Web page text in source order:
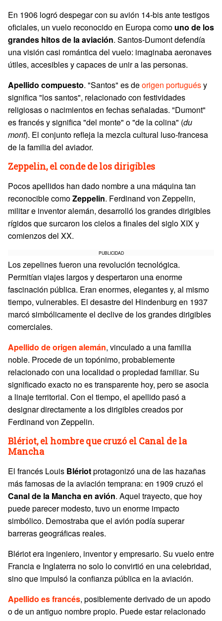
En 1906 logró despegar con su avión 14-bis ante testigos
oficiales, un vuelo reconocido en Europa como uno de los
grandes hitos de la aviación. Santos-Dumont defendía
una visión casi romántica del vuelo: imaginaba aeronaves
útiles, accesibles y capaces de unir a las personas.
Apellido compuesto. "Santos" es deorigen portuguésy
significa "los santos", relacionado con festividades
religiosas o nacimientos en fechas señaladas. "Dumont"
es francés y significa "del monte" o "de la colina" (du
mont). El conjunto refleja la mezcla cultural luso-francesa
de la familia del aviador.
Zeppelin, el conde de los dirigibles
Pocos apellidos han dado nombre a una máquina tan
reconocible comoZeppelin. Ferdinand von Zeppelin,
militar e inventor alemán, desarrolló los grandes dirigibles
rígidos que surcaron los cielos a finales del siglo XIX y
comienzos del XX.
PUBLICIDAD
Los zepelines fueron una revolución tecnológica.
Permitían viajes largos y despertaron una enorme
fascinación pública. Eran enormes, elegantes y, al mismo
tiempo, vulnerables. El desastre del Hindenburg en 1937
marcó simbólicamente el declive de los grandes dirigibles
comerciales.
Apellido de origen alemán, vinculado a una familia
noble. Procede de un topónimo, probablemente
relacionado con una localidad o propiedad familiar. Su
significado exacto no es transparente hoy, pero se asocia
a linaje territorial. Con el tiempo, el apellido pasó a
designar directamente a los dirigibles creados por
Ferdinand von Zeppelin.
Blériot, el hombre que cruzó el Canal de la
Mancha
El francés Louis Blériotprotagonizó una de las hazañas
más famosas de la aviación temprana: en 1909 cruzó el
Canal de la Mancha en avión. Aquel trayecto, que hoy
puede parecer modesto, tuvo un enorme impacto
simbólico. Demostraba que el avión podía superar
barreras geográficas reales.
Blériot era ingeniero, inventor y empresario. Su vuelo entre
Francia e Inglaterra no solo lo convirtió en una celebridad,
sino que impulsó la confianza pública en la aviación.
Apellido es francés, posiblemente derivado de un apodo
o de un antiguo nombre propio. Puede estar relacionado